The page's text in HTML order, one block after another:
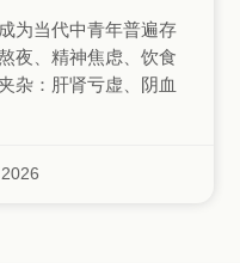
为当代中青年普遍存
夜、精神焦虑、饮食
杂：肝肾亏虚、阴血